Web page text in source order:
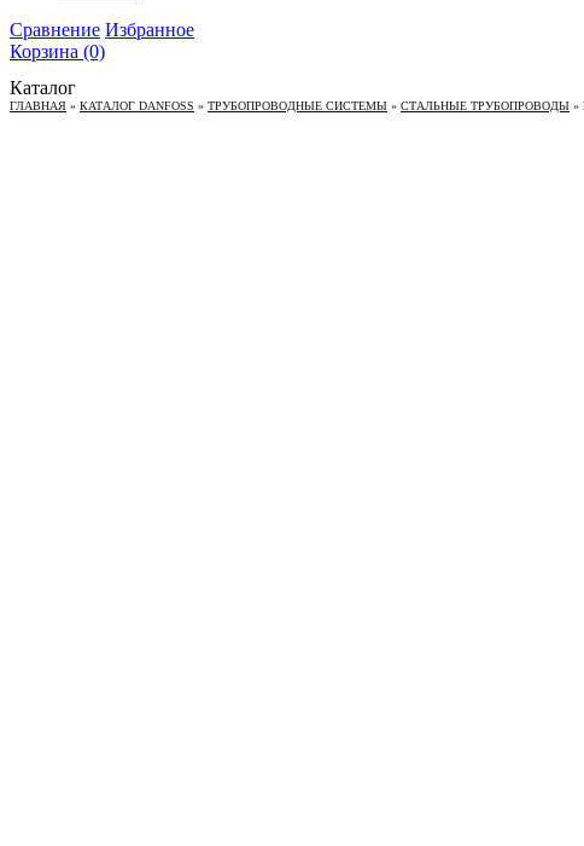
Сравнение Избранное
Корзина (0)
Каталог
ГЛАВНАЯ » КАТАЛОГ DANFOSS » ТРУБОПРОВОДНЫЕ СИСТЕМЫ » СТАЛЬНЫЕ ТРУБОПРОВОДЫ »